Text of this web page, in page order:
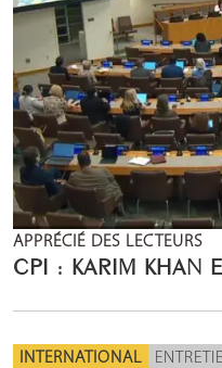
APPRÉCIÉ DES LECTEURS
CPI : KARIM KHAN
INTERNATIONAL